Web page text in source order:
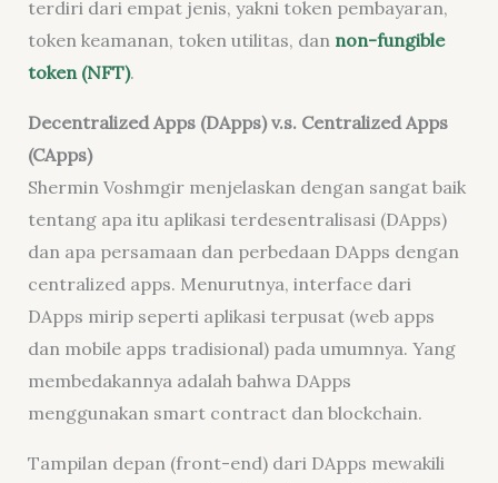
terdiri dari empat jenis, yakni token pembayaran,
token keamanan, token utilitas, dan non-fungible
token (NFT).
Decentralized Apps (DApps) v.s. Centralized Apps
(CApps)
Shermin Voshmgir menjelaskan dengan sangat baik
tentang apa itu aplikasi terdesentralisasi (DApps)
dan apa persamaan dan perbedaan DApps dengan
centralized apps. Menurutnya, interface dari
DApps mirip seperti aplikasi terpusat (web apps
dan mobile apps tradisional) pada umumnya. Yang
membedakannya adalah bahwa DApps
menggunakan smart contract dan blockchain.
Tampilan depan (front-end) dari DApps mewakili